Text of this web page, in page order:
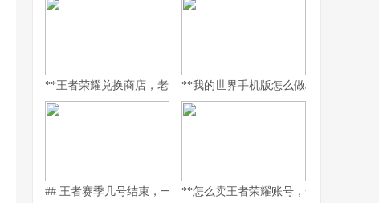
**王者荣耀兑换商店，老玩家的策略与情怀之地，副标题，积攒与
**我的世界手机版怎么做地狱门，手机
## 王者赛季几号结束，一场全民竞逐的时光仪式
**怎么卖王者荣耀账号，一个资深玩家